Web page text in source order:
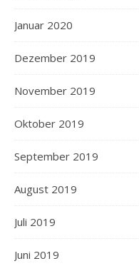
Januar 2020
Dezember 2019
November 2019
Oktober 2019
September 2019
August 2019
Juli 2019
Juni 2019